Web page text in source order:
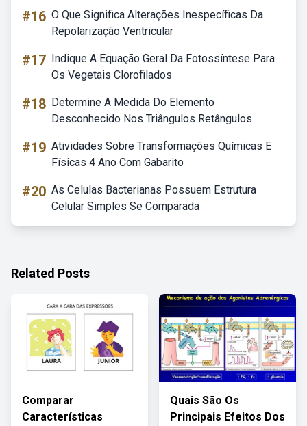
#16 O Que Significa Alterações Inespecíficas Da
Repolarização Ventricular
#17 Indique A Equação Geral Da Fotossíntese Para
Os Vegetais Clorofilados
#18 Determine A Medida Do Elemento
Desconhecido Nos Triângulos Retângulos
#19 Atividades Sobre Transformações Químicas E
Físicas 4 Ano Com Gabarito
#20 As Celulas Bacterianas Possuem Estrutura
Celular Simples Se Comparada
Related Posts
Comparar
Características
Quais São Os
Principais Efeitos Dos